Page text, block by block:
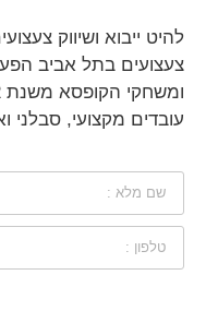
להיט ייבוא ושיווק
צעצועים בתל אביב
עובדים מקצועי, סבלני